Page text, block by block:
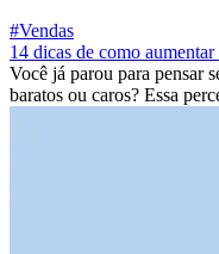
#Vendas
14 dicas de como
Você já parou para pensar
baratos ou caros? Essa